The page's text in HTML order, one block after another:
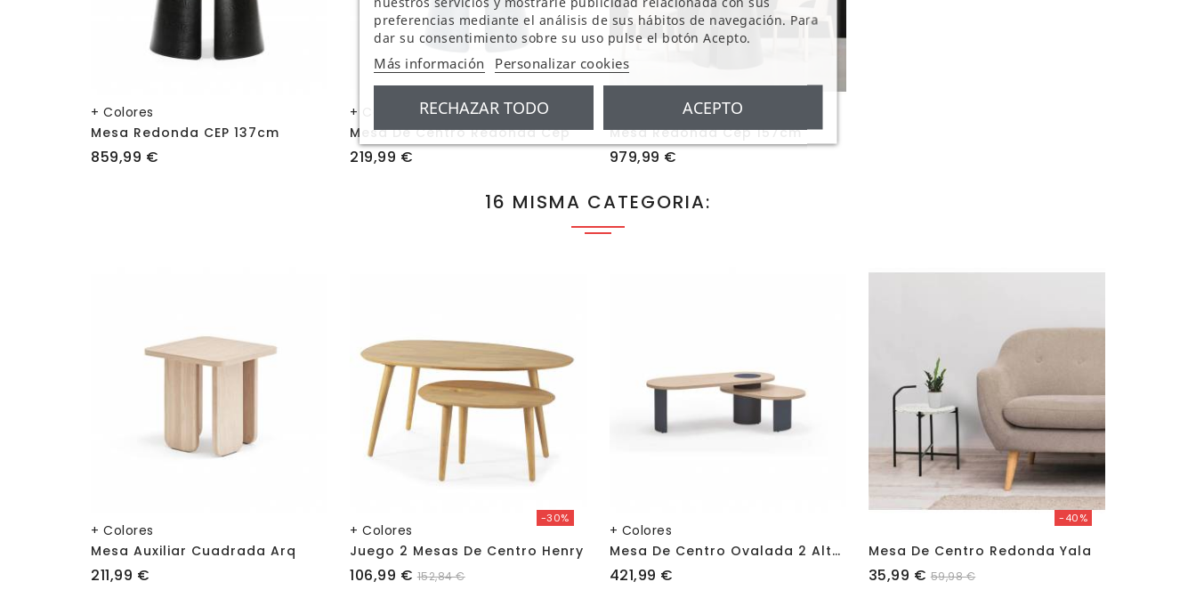
+ Colores
Mesa Redonda CEP 137cm
Precio
859,99 €
+ Colores
Mesa De Centro Redonda Cep
Precio
219,99 €
Mesa Redonda Cep 157cm
Precio
979,99 €
16 MISMA CATEGORIA:
+ Colores
Mesa Auxiliar Cuadrada Arq
Precio
211,99 €
+ Colores
-30%
Juego 2 Mesas De Centro Henry
Precio
106,99 € 152,84 €
+ Colores
M
Esa De Centro Ovalada 2 Alturas Nori
Precio
421,99 €
-40%
Mesa De Centro Redonda Yala
Precio
35,99 € 59,98 €
preferencias mediante el análisis de sus hábitos de navegación. Para
dar su consentimiento sobre su uso pulse el botón Acepto.
Más información Personalizar cookies
RECHAZAR TODO ACEPTO